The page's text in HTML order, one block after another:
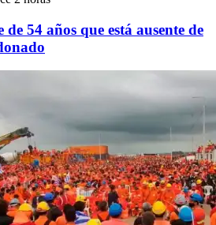
54 años que está ausente de